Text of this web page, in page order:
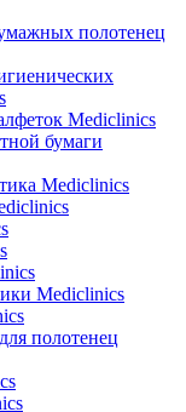
полотенец
Mediclinics
бумаги
Mediclinics
Mediclinics
полотенец